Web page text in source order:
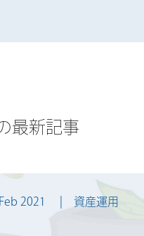
最新記事
2021 資産運用